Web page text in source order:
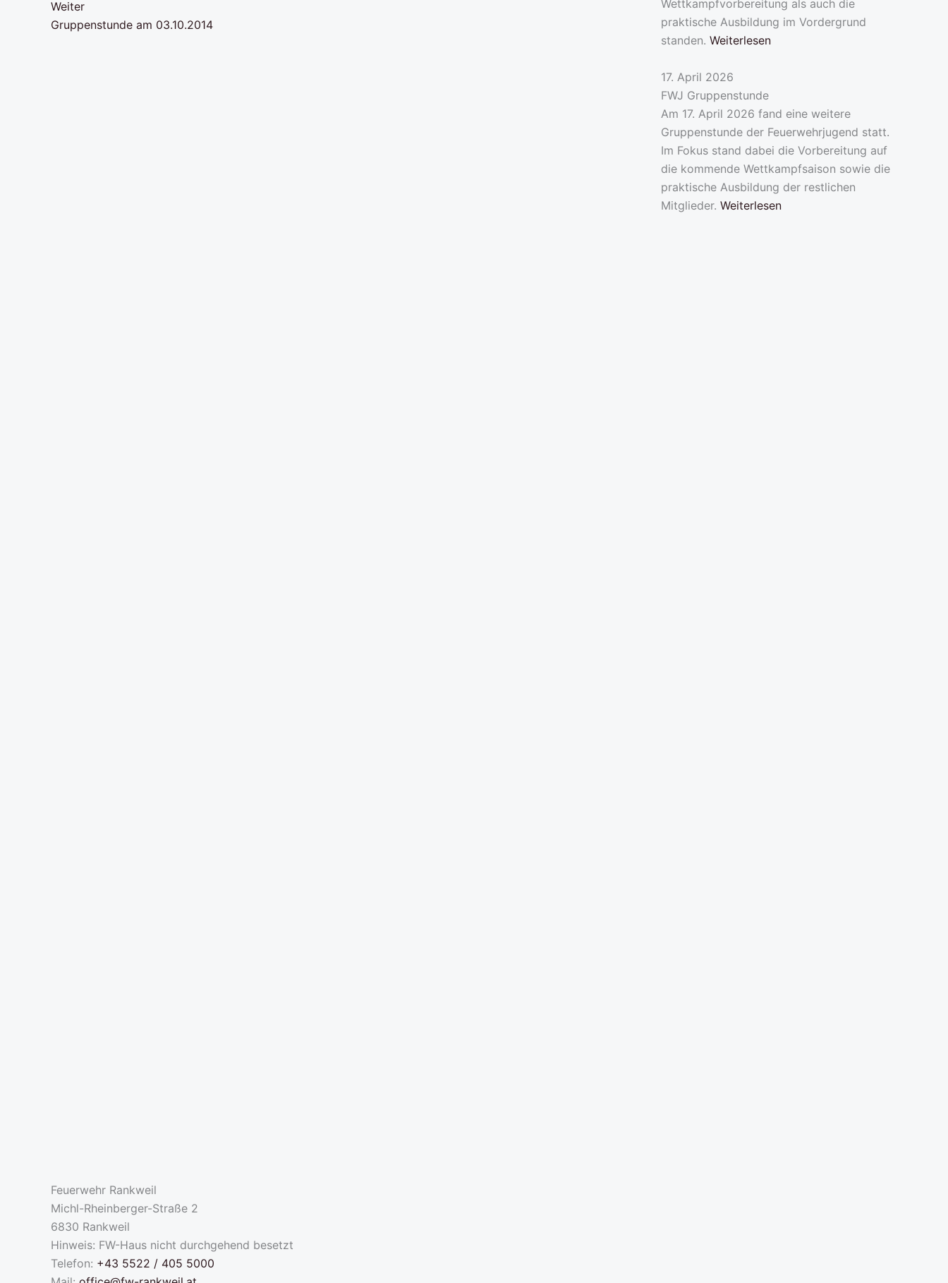
Weiter
Gruppenstunde am 03.10.2014
Wettkampfvorbereitung als auch die
praktische Ausbildung im Vordergrund
standen.Weiterlesen
17. April 2026
FWJ Gruppenstunde
Am 17. April 2026 fand eine weitere
Gruppenstunde der Feuerwehrjugend statt.
Im Fokus stand dabei die Vorbereitung auf
die kommende Wettkampfsaison sowie die
praktische Ausbildung der restlichen
Mitglieder.Weiterlesen
Feuerwehr Rankweil
Michl-Rheinberger-Straße 2
6830 Rankweil
Hinweis: FW-Haus nicht durchgehend besetzt
Telefon: +43 5522 / 405 5000